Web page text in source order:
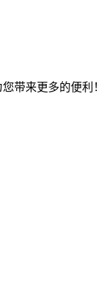
带来更多的便利！